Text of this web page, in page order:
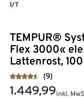
TEMPUR®
Flex 3000«
Lattenrost,
(9)
1.449,99inkl.
1/7